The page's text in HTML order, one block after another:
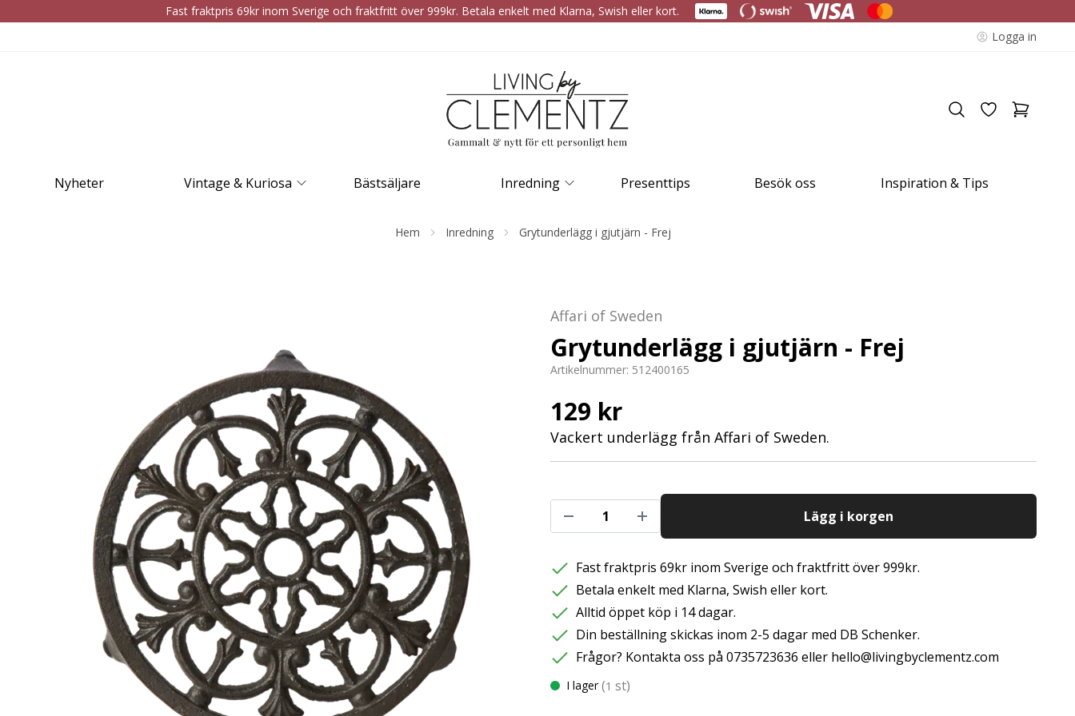
Fast fraktpris 69kr inom Sverige och fraktfritt över 999kr. Betala enkelt med Klarna, Swish eller kort.
Logga in
Nyheter Vintage & Kuriosa Bästsäljare Inredning Presenttips Besök oss Inspiration & Tips
Hem Inredning Grytunderlägg i gjutjärn - Frej
Affari of Sweden
Grytunderlägg i gjutjärn - Frej
Artikelnummer: 512400165
129 kr
Vackert underlägg från Affari of Sweden.
Lägg i korgen
Fast fraktpris 69kr inom Sverige och fraktfritt över 999kr.
Betala enkelt med Klarna, Swish eller kort.
Alltid öppet köp i 14 dagar.
Din beställning skickas inom 2-5 dagar med DB Schenker.
Frågor? Kontakta oss på 0735723636 eller hello@livingbyclementz.com
I lager (1 st)